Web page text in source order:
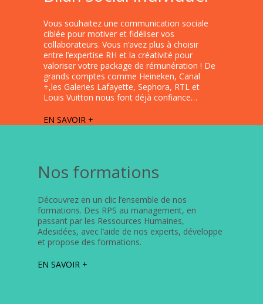
Vous souhaitez une communication sociale
ciblée pour motiver et fidéliser vos
collaborateurs. Vous n’avez plus à choisir
entre l’expertise RH et la créativité pour
valoriser votre package de rémunération ! De
grands comptes comme Heineken, Canal
+,les Galeries Lafayette, Sephora, RTL et
Louis Vuitton nous font déjà confiance…
EN SAVOIR +
Nos formations
Découvrez en un clic l’ensemble de nos
formations. Des RPS au management, en
passant par les Ressources Humaines,
Adesidées, avec l’aide de nos experts, développe
et propose des formations.
EN SAVOIR +